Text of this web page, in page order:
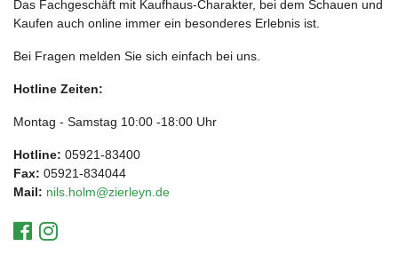
Das Fachgeschäft mit Kaufhaus-Charakter, bei dem Schauen und
Kaufen auch online immer ein besonderes Erlebnis ist.
Bei Fragen melden Sie sich einfach bei uns.
Hotline Zeiten:
Montag - Samstag 10:00 -18:00 Uhr
Hotline: 05921-83400
Fax: 05921-834044
Mail: nils.holm@zierleyn.de